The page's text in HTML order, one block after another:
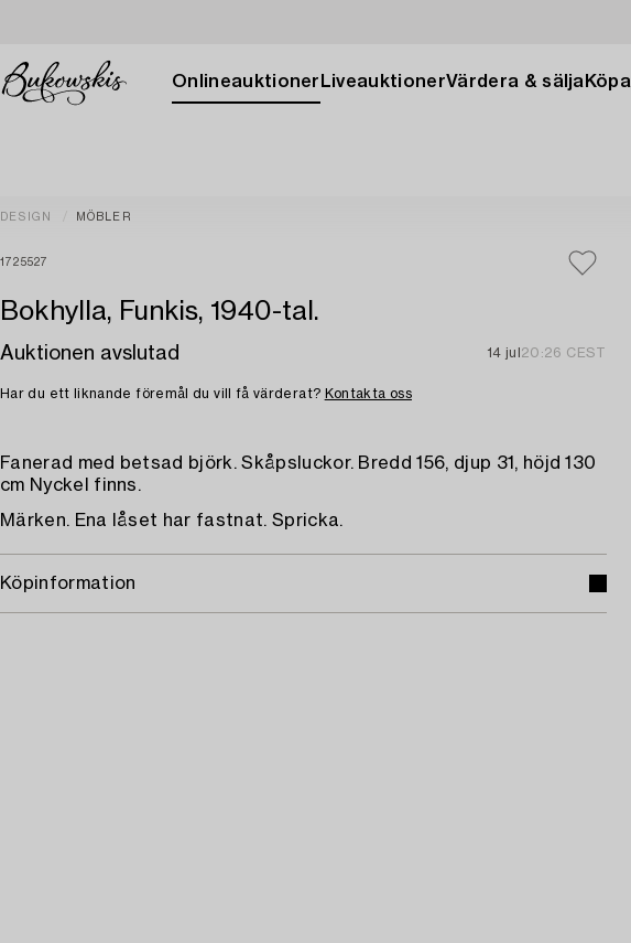
Onlineauktioner LiveauktionerVärdera & sälja Köpa
DESIGN MÖBLER
1725527
Bokhylla, Funkis, 1940-tal.
Auktionen avslutad 14 jul 20:26 CEST
Har du ett liknande föremål du vill få värderat? Kontakta oss
Fanerad med betsad björk. Skåpsluckor. Bredd 156, djup 31, höjd 130
cm Nyckel finns.
Märken. Ena låset har fastnat. Spricka.
Köpinformation